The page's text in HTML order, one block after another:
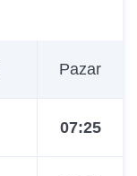
Pazar
07:25